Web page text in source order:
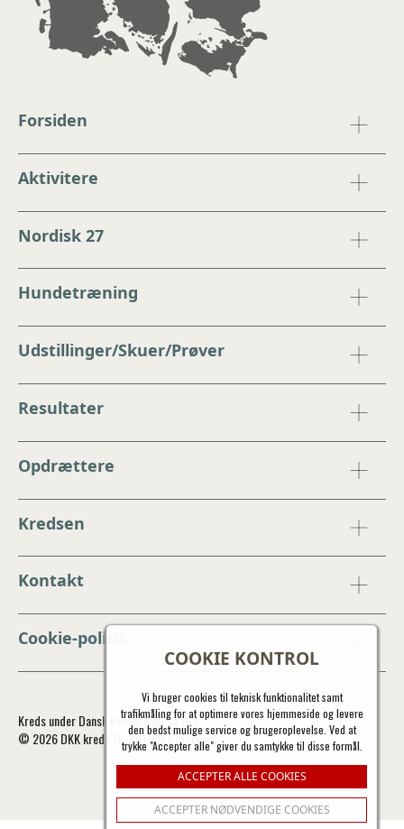
COOKIE KONTROL
Vi bruger cookies til teknisk funktionalitet samt
trafikmåling for at optimere vores hjemmeside og levere
den bedst mulige service og brugeroplevelse. Ved at
trykke "Accepter alle" giver du samtykke til disse formål.
ACCEPTER ALLE COOKIES
ACCEPTER NØDVENDIGE COOKIES
Forsiden
Aktivitere
Nordisk 27
Hundetræning
Udstillinger/Skuer/Prøver
Resultater
Opdrættere
Kredsen
Kontakt
Cookie-politik
Kreds under Dansk Kennel Klub og FCI
© 2026 DKK kreds 10. All rights reserved.